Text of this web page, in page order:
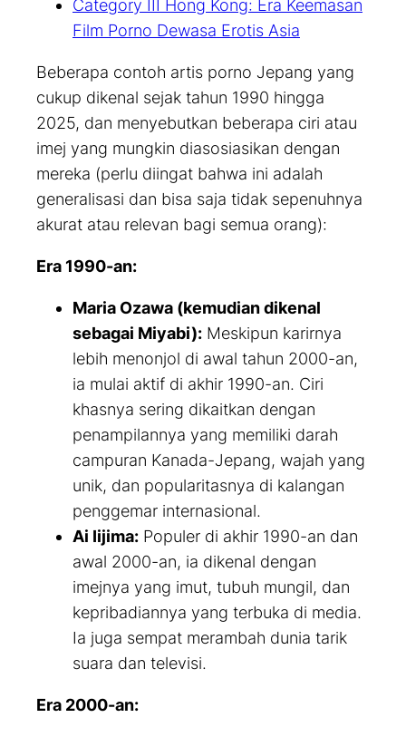
Category III Hong Kong: Era Keemasan
Film Porno Dewasa Erotis Asia
Beberapa contoh artis porno Jepang yang
cukup dikenal sejak tahun 1990 hingga
2025, dan menyebutkan beberapa ciri atau
imej yang mungkin diasosiasikan dengan
mereka (perlu diingat bahwa ini adalah
generalisasi dan bisa saja tidak sepenuhnya
akurat atau relevan bagi semua orang):
Era 1990-an:
Maria Ozawa (kemudian dikenal
sebagai Miyabi): Meskipun karirnya
lebih menonjol di awal tahun 2000-an,
ia mulai aktif di akhir 1990-an. Ciri
khasnya sering dikaitkan dengan
penampilannya yang memiliki darah
campuran Kanada-Jepang, wajah yang
unik, dan popularitasnya di kalangan
penggemar internasional.
Ai Iijima: Populer di akhir 1990-an dan
awal 2000-an, ia dikenal dengan
imejnya yang imut, tubuh mungil, dan
kepribadiannya yang terbuka di media.
Ia juga sempat merambah dunia tarik
suara dan televisi.
Era 2000-an: